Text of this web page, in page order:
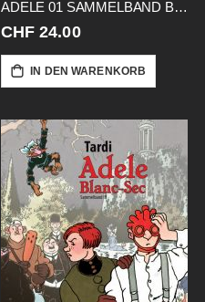
ADELE 01 SAMMELBAND BAND 01+02
CHF 24.00
IN DEN WARENKORB